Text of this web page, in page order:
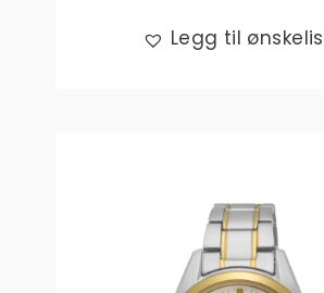
Legg til